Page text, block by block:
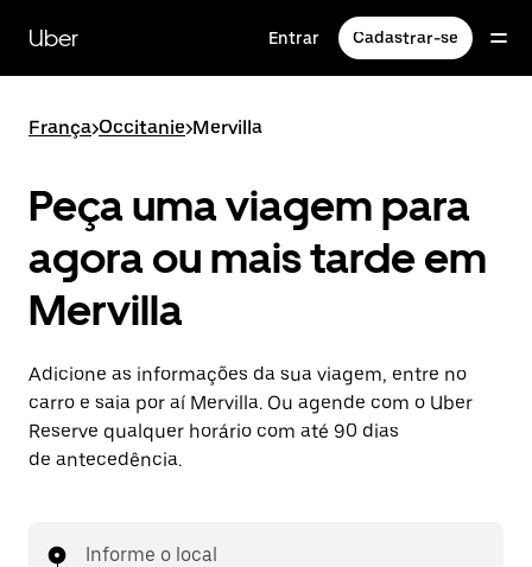
para
conteúdo
Uber Entrar Cadastrar-se
França>Occitanie>Mervilla
Peça uma viagem para
agora ou mais tarde em
Mervilla
Adicione as informações da sua viagem, entre no
carro e saia por aí Mervilla. Ou agende com o Uber
Reserve qualquer horário com até 90 dias
de antecedência.
Informe o local